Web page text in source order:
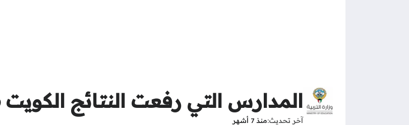
المدارس التي رفعت النتائج الكويت 2026
آخر تحديث منذ 7 أشهر